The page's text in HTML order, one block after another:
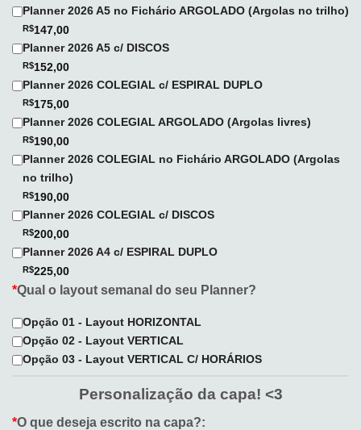
Planner 2026 A5 no Fichário ARGOLADO (Argolas no trilho)
R$147,00
Planner 2026 A5 c/ DISCOS
R$152,00
Planner 2026 COLEGIAL c/ ESPIRAL DUPLO
R$175,00
Planner 2026 COLEGIAL ARGOLADO (Argolas livres)
R$190,00
Planner 2026 COLEGIAL no Fichário ARGOLADO (Argolas
no trilho)
R$190,00
Planner 2026 COLEGIAL c/ DISCOS
R$200,00
Planner 2026 A4 c/ ESPIRAL DUPLO
R$225,00
*Qual o layout semanal do seu Planner?
Opção 01 - Layout HORIZONTAL
Opção 02 - Layout VERTICAL
Opção 03 - Layout VERTICAL C/ HORÁRIOS
Personalização da capa! <3
*O que deseja escrito na capa?: